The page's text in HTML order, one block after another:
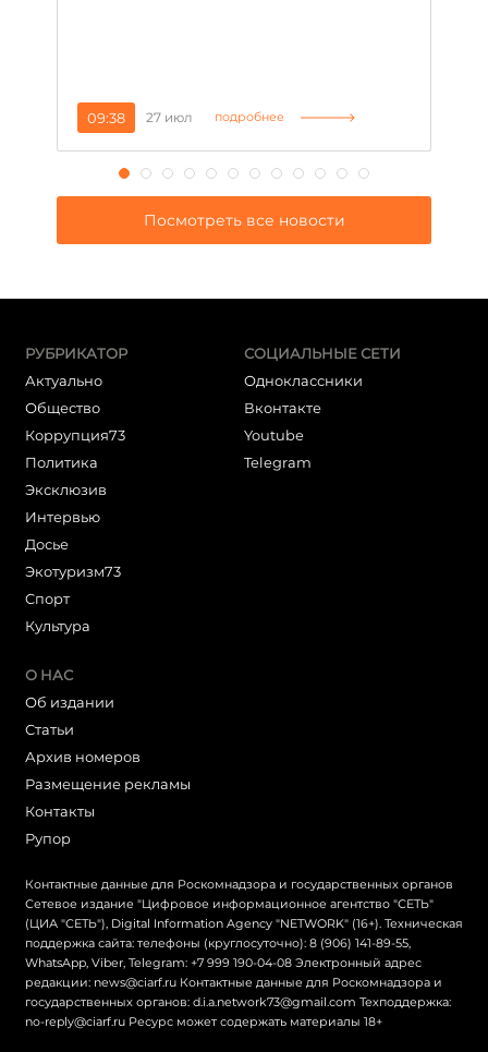
09:38 27 июл подробнее
Посмотреть все новости
РУБРИКАТОР
Актуально
Общество
Коррупция73
Политика
Эксклюзив
Интервью
Досье
Экотуризм73
Cпорт
Культура
СОЦИАЛЬНЫЕ СЕТИ
Одноклассники
Вконтакте
Youtube
Telegram
О НАС
Об издании
Статьи
Архив номеров
Размещение рекламы
Контакты
Рупор
Контактные данные для Роскомнадзора и государственных органов
Сетевое издание "Цифровое информационное агентство "СЕТЬ"
(ЦИА "СЕТЬ"), Digital Information Agency "NETWORK" (16+). Техническая
поддержка сайта: телефоны (круглосуточно): 8 (906) 141-89-55,
WhatsApp, Viber, Telegram: +7 999 190-04-08 Электронный адрес
редакции: news@ciarf.ru Контактные данные для Роскомнадзора и
государственных органов: d.i.a.network73@gmail.com Техподдержка:
no-reply@ciarf.ru Ресурс может содержать материалы 18+